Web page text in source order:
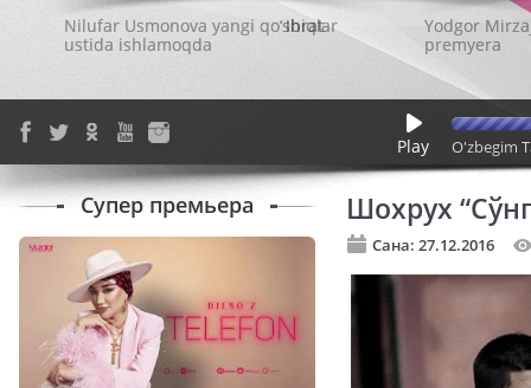
Ibrat
Play O'zbegim
Шохрух
Сана: 27.12.2016
Супер премьера